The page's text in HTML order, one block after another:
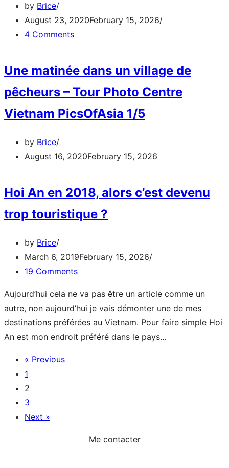
by Brice
August 23, 2020February 15, 2026
4 Comments
Une matinée dans un village de
pêcheurs – Tour Photo Centre
Vietnam PicsOfAsia 1/5
by Brice
August 16, 2020February 15, 2026
Hoi An en 2018, alors c’est devenu
trop touristique ?
by Brice
March 6, 2019February 15, 2026
19 Comments
Aujourd’hui cela ne va pas être un article comme un
autre, non aujourd’hui je vais démonter une de mes
destinations préférées au Vietnam. Pour faire simple Hoi
An est mon endroit préféré dans le pays…
« Previous
1
2
3
Next »
Me contacter